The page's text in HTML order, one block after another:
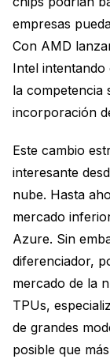
empresas
Con AMD
Intel
la competencia
incorporación
Este cambio
interesante
nube. Hasta
mercado
Azure. Sin
diferenciador,
mercado de la
TPUs,
de grandes
posible que